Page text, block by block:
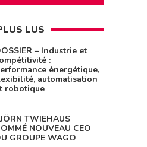
LUS
– Industrie et
:
énergétique,
automatisation
robotique
TWIEHAUS
NOUVEAU CEO
GROUPE WAGO